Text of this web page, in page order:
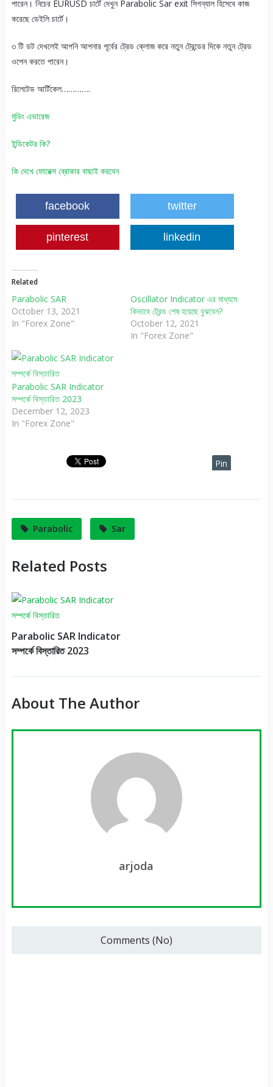
পারেন। নিচের EURUSD চার্টে দেখুন Parabolic Sar exit সিগন্যাল হিসেবে কাজ
করেছে ডেইলি চার্টে।
৩ টি ডট দেখলেই আপনি আপনার পূর্বের ট্রেড ক্লোজ করে নতুন ট্রেন্ডের দিকে নতুন ট্রেড
ওপেন করতে পারেন।
রিলেটেড আর্টিকেল………….
মুভিং এভারেজ
ইন্ডিকেটর কি?
কি দেখে ফোরেক্স ব্রোকার বাছাই করবেন
facebook twitter
pinterest linkedin
Related
Parabolic SAR
October 13, 2021
In "Forex Zone"
Oscillator Indicator এর মাধ্যমে
কিভাবে ট্রেন্ড শেষ হয়েছে বুঝবেন?
October 12, 2021
In "Forex Zone"
Parabolic SAR Indicator
সম্পর্কে বিস্তারিত 2023
December 12, 2023
In "Forex Zone"
Pin
Parabolic Sar
Related Posts
Parabolic SAR Indicator
সম্পর্কে বিস্তারিত 2023
About The Author
arjoda
Comments (No)